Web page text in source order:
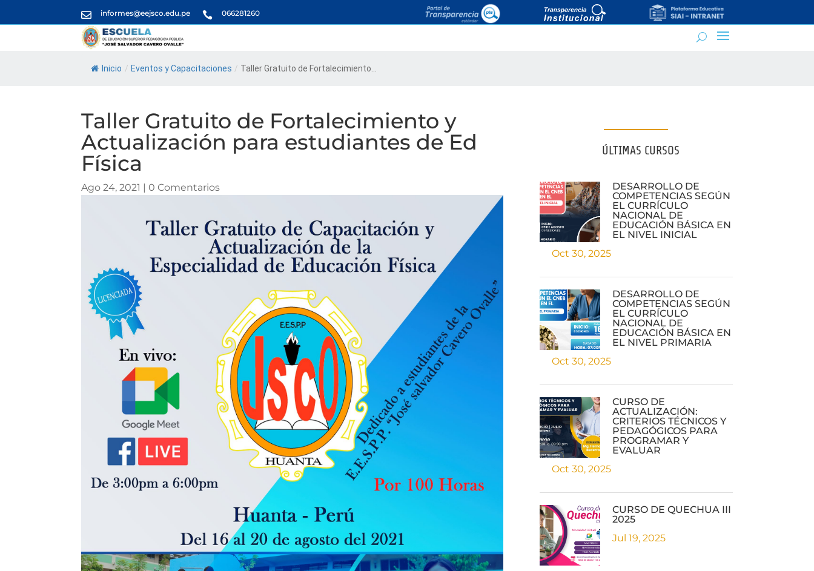
 informes@eejsco.edu.pe  066281260
Inicio / Eventos y Capacitaciones / Taller Gratuito de Fortalecimiento...
Taller Gratuito de Fortalecimiento y
Actualización para estudiantes de Ed
Física
Ago 24, 2021 0 Comentarios
ÚLTIMAS CURSOS
DESARROLLO DE
COMPETENCIAS SEGÚN
EL CURRÍCULO
NACIONAL DE
EDUCACIÓN BÁSICA EN
EL NIVEL INICIAL
Oct 30, 2025
DESARROLLO DE
COMPETENCIAS SEGÚN
EL CURRÍCULO
NACIONAL DE
EDUCACIÓN BÁSICA EN
EL NIVEL PRIMARIA
Oct 30, 2025
CURSO DE
ACTUALIZACIÓN:
CRITERIOS TÉCNICOS Y
PEDAGÓGICOS PARA
PROGRAMAR Y
EVALUAR
Oct 30, 2025
CURSO DE QUECHUA III
2025
Jul 19, 2025